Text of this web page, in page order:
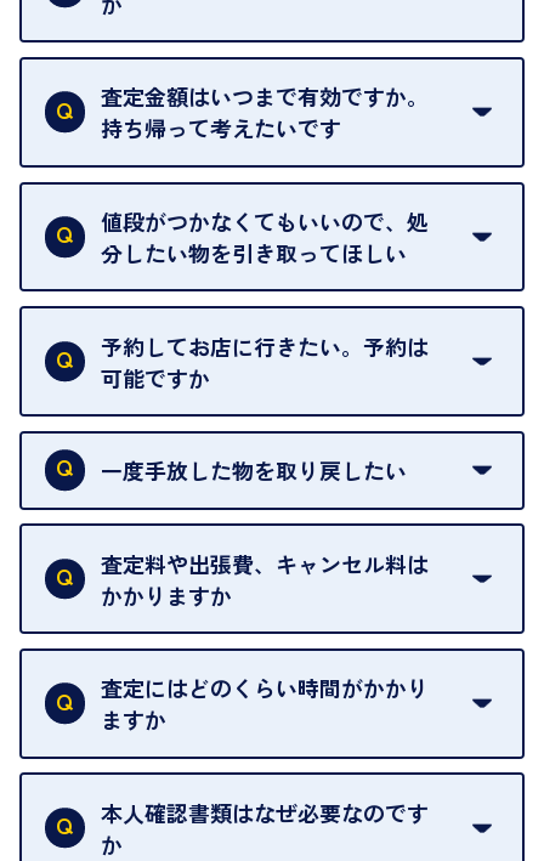
はい。全店舗一律です。
ただし、中古市場は日々変動するため、査定した日
によって査定額が変わることはございます。
査定金額はいつまで有効ですか。
持ち帰って考えたいです
査定額は当日限り有効です。
中古市場が日々変動するため、翌日には査定額が変
わることがございます。
値段がつかなくてもいいので、処
分したい物を引き取ってほしい
再販不可能な物は、場合によってはお断りすること
がございます。ご了承ください。
予約してお店に行きたい。予約は
可能ですか
申し訳ありませんが、現在はご来店の予約は承って
おりません。
を整えておりますので、お好きな時にお越しくださ
い。
お急ぎの場合はスタッフに一言お声がけください。
可能な限り、迅速に対応させていただきます。
一度手放した物を取り戻したい
当店は質店ではありませんので、買い取ったお品物
は基本的に販売へと回されます。買い戻しはできま
せんので、ご了承ください。
グオフが可能です。
契約破棄という形で、お品物をお戻しすることがで
きます。
売却当日を含む8日間のうちに、お気軽にお申し出
出張買取のお品物は、8日間保管しております。
査定料や出張費、キャンセル料は
かかりますか
一切いただいておりません。査定金額にご納得いた
だけない場合は、その場でお断りいただいても問題
ございません。お気軽にご相談ください。
査定にはどのくらい時間がかかり
ますか
お品物の内容や点数によって異なりますが、店頭買
取の場合は1点あたり数分程度が目安です。大量の
お品物の場合は、お時間をいただくことがございま
本人確認書類はなぜ必要なのです
か